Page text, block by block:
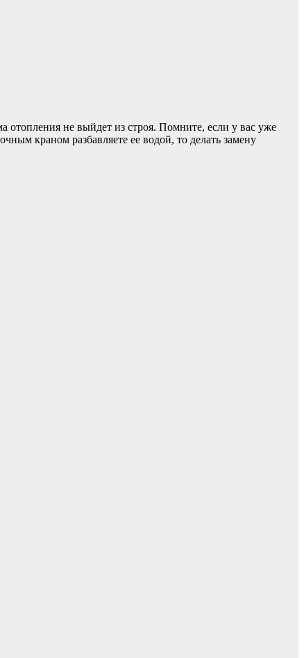
отопления не выйдет из строя. Помните, если у вас уже
краном разбавляете ее водой, то делать замену